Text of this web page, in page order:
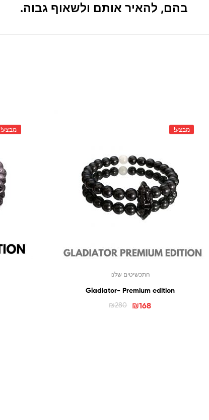
בהם, להאיר אותם ולשאוף גבוה.
מבצע!
התכשיטים שלנו
Gladiator- Premium edition
₪280 ₪168
מבצע!